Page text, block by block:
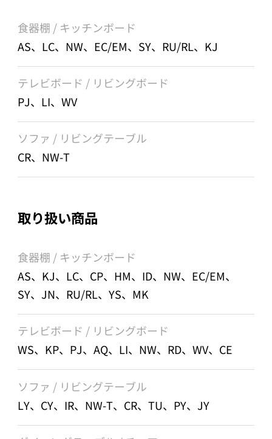
食器棚 / キッチンボード
AS、LC、NW、EC/EM、SY、RU/RL、KJ
テレビボード / リビングボード
PJ、LI、WV
ソファ / リビングテーブル
CR、NW-T
取り扱い商品
食器棚 / キッチンボード
AS、KJ、LC、CP、HM、ID、NW、EC/EM、
SY、JN、RU/RL、YS、MK
テレビボード / リビングボード
WS、KP、PJ、AQ、LI、NW、RD、WV、CE
ソファ / リビングテーブル
LY、CY、IR、NW-T、CR、TU、PY、JY